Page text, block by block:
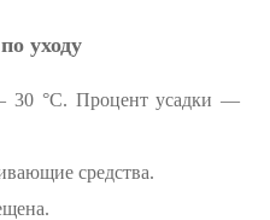
уходу
30 °C. Процент усадки —
средства.